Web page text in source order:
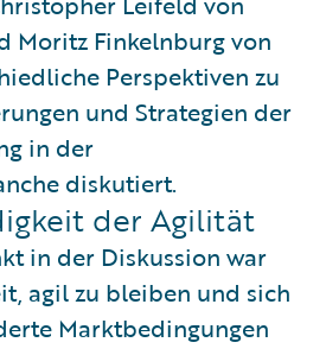
Moritz Finkelnburg von
Perspektiven zu
und Strategien der
in der
diskutiert.
der Agilität
in der Diskussion war
agil zu bleiben und sich
Marktbedingungen